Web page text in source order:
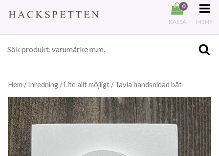
0
KASSA MENY
Hem /Inredning /Lite allt möjligt / Tavla handsnidad båt